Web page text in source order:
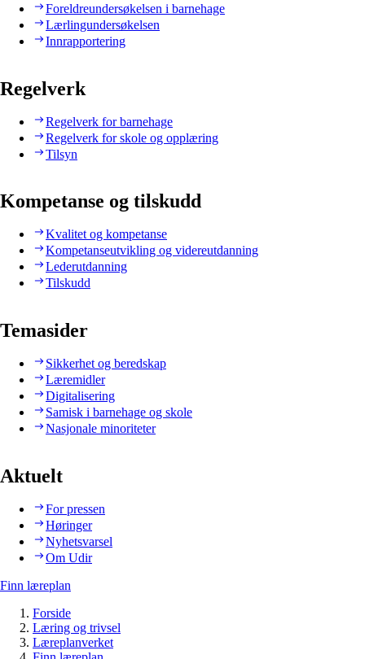
Foreldreundersøkelsen i barnehage
Lærlingundersøkelsen
Innrapportering
Regelverk
Regelverk for barnehage
Regelverk for skole og opplæring
Tilsyn
Kompetanse og tilskudd
Kvalitet og kompetanse
Kompetanseutvikling og videreutdanning
Lederutdanning
Tilskudd
Temasider
Sikkerhet og beredskap
Læremidler
Digitalisering
Samisk i barnehage og skole
Nasjonale minoriteter
Aktuelt
For pressen
Høringer
Nyhetsvarsel
Om Udir
Finn læreplan
Forside
Læring og trivsel
Læreplanverket